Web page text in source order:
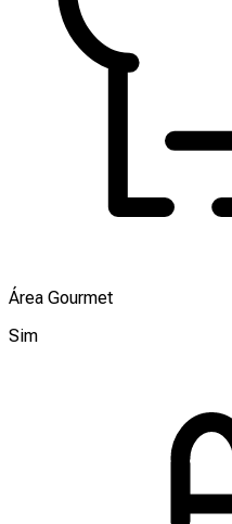
Área Gourmet
Sim